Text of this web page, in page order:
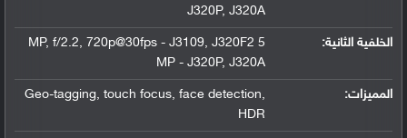
J320P, J320A
الخلفية الثانية:
5 MP, f/2.2, 720p@30fps - J3109, J320F2
MP - J320P, J320A
المميزات:
Geo-tagging, touch focus, face detection,
HDR